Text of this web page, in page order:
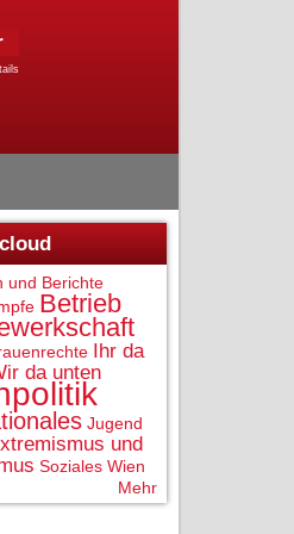
und Berichte
Betrieb
Ihr da
da unten
Jugend
und
Soziales Wien
Mehr